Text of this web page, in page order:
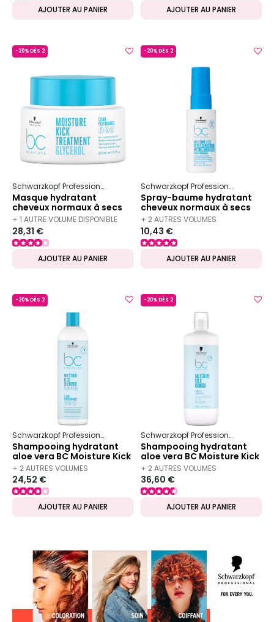
AJOUTER AU PANIER AJOUTER AU PANIER
-20% DÈS 2
Schwarzkopf Professional Bc Bonacure Moisture Kick
Masque hydratant
cheveux normaux à secs
ou bouclés BC Moisture
Kick 200ml
+ 1 AUTRE VOLUME DISPONIBLE
28,31 €
AJOUTER AU PANIER
-20% DÈS 2
Schwarzkopf Professional
Spray-baume hydratant
cheveux normaux à secs
ou bouclés BC Moisture
Kick 50ml
+ 2 AUTRES VOLUMES
DISPONIBLES
10,43 €
AJOUTER AU PANIER
-20% DÈS 2
Schwarzkopf Professional Bc Bonacure Moisture Kick
Shampooing hydratant
aloe vera BC Moisture Kick
500 ml
+ 2 AUTRES VOLUMES
DISPONIBLES
24,52 €
AJOUTER AU PANIER
-20% DÈS 2
Schwarzkopf Professional
Shampooing hydratant
aloe vera BC Moisture Kick
1000 ml
+ 2 AUTRES VOLUMES
DISPONIBLES
36,60 €
AJOUTER AU PANIER